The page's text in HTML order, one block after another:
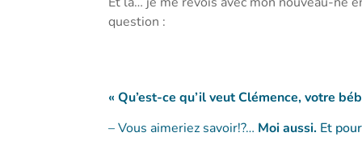
question :
« Qu’est-ce qu’il veut Clémence, votre
– Vous aimeriez savoir!?… Moi aussi. Et pour